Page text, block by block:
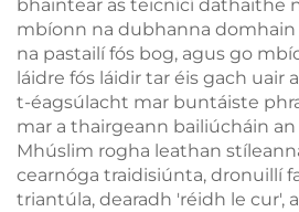
bhaintear as teicnící dathaithe
mbíonn na dubhanna domhain
na pastailí fós bog, agus go
láidre fós láidir tar éis gach uair
t-éagsúlacht mar buntáiste
mar a thairgeann bailiúcháin
Mhúslim rogha leathan
cearnóga traidisiúnta, dronuillí
triantúla, dearadh 'réidh le cur',